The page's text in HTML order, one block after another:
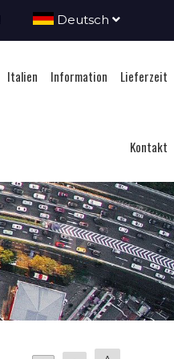
Deutsch
Italien Information Lieferzeit
Kontakt